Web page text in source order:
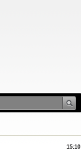
15:10